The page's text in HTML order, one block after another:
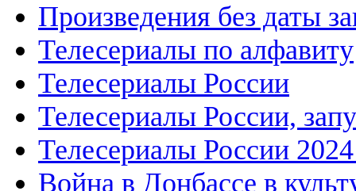
Произведения без даты
Телесериалы по алфавиту
Телесериалы России
Телесериалы России,
Телесериалы России
Война в Донбассе в